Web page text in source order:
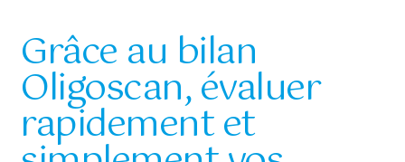
Grâce au bilan
Oligoscan, évaluer
rapidement et